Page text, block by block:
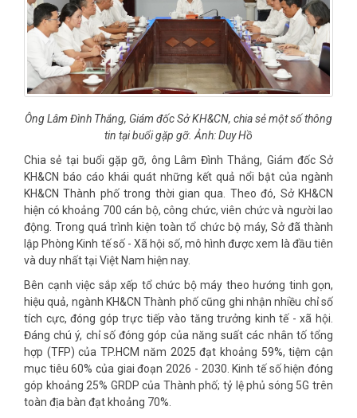
Ông Lâm Đình Thắng, Giám đốc Sở KH&CN, chia sẻ một số thông
tin tại buổi gặp gỡ. Ảnh: Duy Hồ
Chia sẻ tại buổi gặp gỡ, ông Lâm Đình Thắng, Giám đốc Sở
KH&CN báo cáo khái quát những kết quả nổi bật của ngành
KH&CN Thành phố trong thời gian qua. Theo đó, Sở KH&CN
hiện có khoảng 700 cán bộ, công chức, viên chức và người lao
động. Trong quá trình kiện toàn tổ chức bộ máy, Sở đã thành
lập Phòng Kinh tế số - Xã hội số, mô hình được xem là đầu tiên
và duy nhất tại Việt Nam hiện nay.
Bên cạnh việc sắp xếp tổ chức bộ máy theo hướng tinh gọn,
hiệu quả, ngành KH&CN Thành phố cũng ghi nhận nhiều chỉ số
tích cực, đóng góp trực tiếp vào tăng trưởng kinh tế - xã hội.
Đáng chú ý, chỉ số đóng góp của năng suất các nhân tố tổng
hợp (TFP) của TP.HCM năm 2025 đạt khoảng 59%, tiệm cận
mục tiêu 60% của giai đoạn 2026 - 2030. Kinh tế số hiện đóng
góp khoảng 25% GRDP của Thành phố; tỷ lệ phủ sóng 5G trên
toàn địa bàn đạt khoảng 70%.